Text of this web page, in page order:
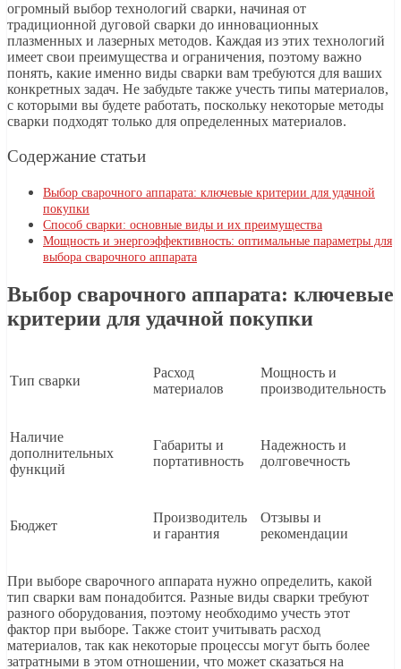
огромный выбор технологий сварки, начиная от
традиционной дуговой сварки до инновационных
плазменных и лазерных методов. Каждая из этих технологий
имеет свои преимущества и ограничения, поэтому важно
понять, какие именно виды сварки вам требуются для ваших
конкретных задач. Не забудьте также учесть типы материалов,
с которыми вы будете работать, поскольку некоторые методы
сварки подходят только для определенных материалов.
Содержание статьи
Выбор сварочного аппарата: ключевые критерии для удачной
покупки
Способ сварки: основные виды и их преимущества
Мощность и энергоэффективность: оптимальные параметры для
выбора сварочного аппарата
Выбор сварочного аппарата: ключевые
критерии для удачной покупки
Тип сварки
Расход
материалов
Мощность и
производительность
Наличие
дополнительных
функций
Габариты и
портативность
Надежность и
долговечность
Бюджет
Производитель
и гарантия
Отзывы и
рекомендации
При выборе сварочного аппарата нужно определить, какой
тип сварки вам понадобится. Разные виды сварки требуют
разного оборудования, поэтому необходимо учесть этот
фактор при выборе. Также стоит учитывать расход
материалов, так как некоторые процессы могут быть более
затратными в этом отношении, что может сказаться на